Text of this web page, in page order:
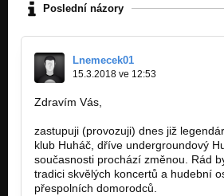
Poslední názory
Lnemecek01
15.3.2018 ve 12:53
Zdravím Vás,
zastupuji (provozuji) dnes již
klub Huháč, dříve undergroundový
současnosti prochází změnou. Rád
tradici skvělých koncertů a hudební
přespolních domorodců.